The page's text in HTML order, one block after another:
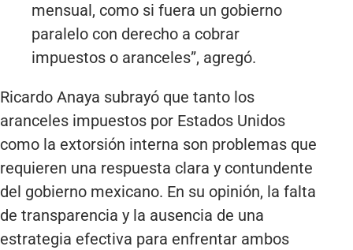
mensual, como si fuera un gobierno
paralelo con derecho a cobrar
impuestos o aranceles”, agregó.
Ricardo Anaya subrayó que tanto los
aranceles impuestos por Estados Unidos
como la extorsión interna son problemas que
requieren una respuesta clara y contundente
del gobierno mexicano. En su opinión, la falta
de transparencia y la ausencia de una
estrategia efectiva para enfrentar ambos